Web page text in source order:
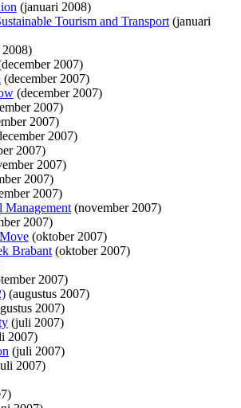
(januari 2008)
Tourism and Transport(januari
2007)
(december 2007)
(december 2007)
2007)
2007)
2007)
2007)
2007)
2007)
2007)
Management(november 2007)
2007)
(oktober 2007)
Brabant(oktober 2007)
2007)
(augustus 2007)
2007)
(juli 2007)
2007)
(juli 2007)
2007)